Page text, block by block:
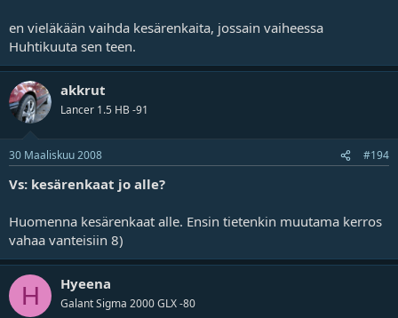
en vieläkään vaihda kesärenkaita, jossain vaiheessa
Huhtikuuta sen teen.
akkrut
Lancer 1.5 HB -91
30 Maaliskuu 2008 #194
Vs: kesärenkaat jo alle?
Huomenna kesärenkaat alle. Ensin tietenkin muutama kerros
vahaa vanteisiin 8)
H Hyeena
Galant Sigma 2000 GLX -80